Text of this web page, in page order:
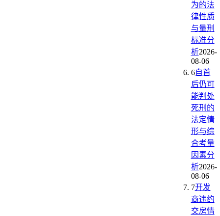
为的法
律性质
与量刑
标准分
析2026-
08-06
6自首
后仍可
能判处
死刑的
法定情
形与综
合考量
因素分
析2026-
08-06
7开发
商违约
交房情